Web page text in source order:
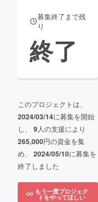
募集終了まで残
り
終了
このプロジェクトは、
2024/03/14に募集を開始
し、 9人の支援により
265,000円の資金を集
め、 2024/05/10に募集を
終了しました
もう一度プロジェク
トをやってほしい